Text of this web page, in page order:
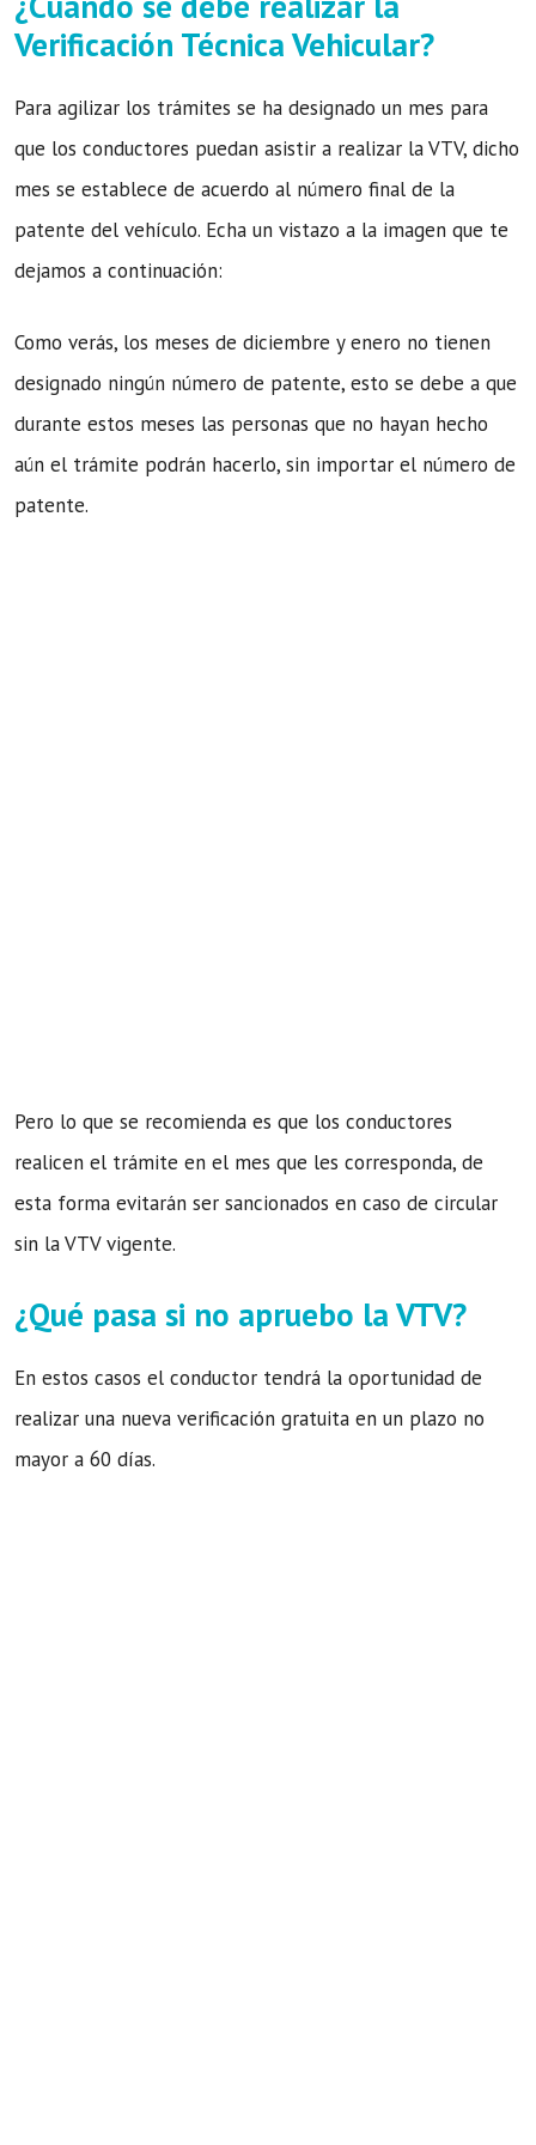
Verificación Técnica Vehicular?
Para agilizar los trámites se ha designado un mes para
que los conductores puedan asistir a realizar la VTV, dicho
mes se establece de acuerdo al número final de la
patente del vehículo. Echa un vistazo a la imagen que te
dejamos a continuación:
Como verás, los meses de diciembre y enero no tienen
designado ningún número de patente, esto se debe a que
durante estos meses las personas que no hayan hecho
aún el trámite podrán hacerlo, sin importar el número de
patente.
Pero lo que se recomienda es que los conductores
realicen el trámite en el mes que les corresponda, de
esta forma evitarán ser sancionados en caso de circular
sin la VTV vigente.
¿Qué pasa si no apruebo la VTV?
En estos casos el conductor tendrá la oportunidad de
realizar una nueva verificación gratuita en un plazo no
mayor a 60 días.